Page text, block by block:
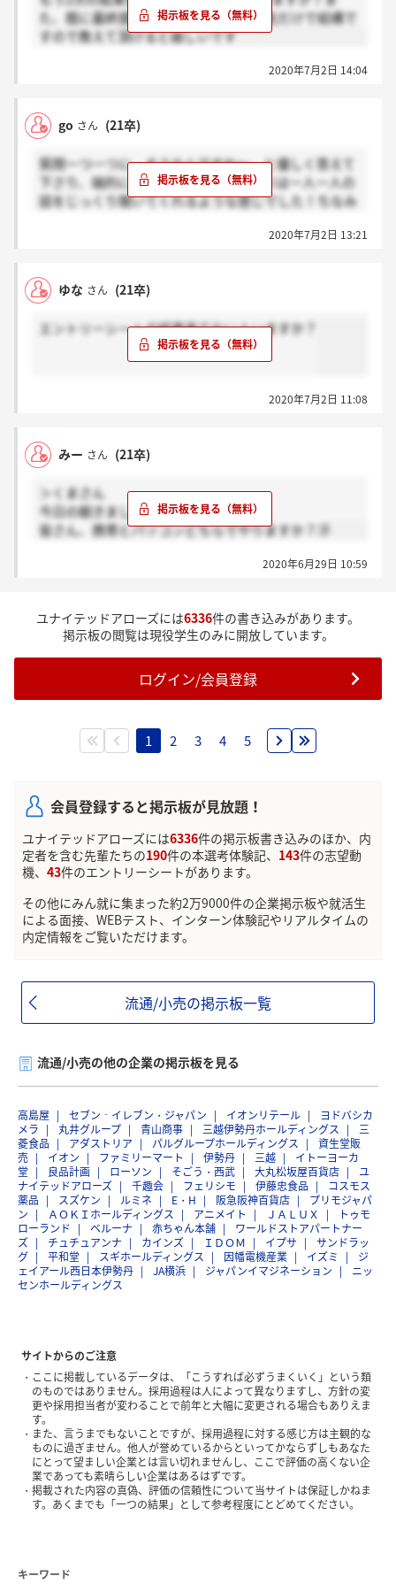
た、既に最終面接受けられた方、雰囲気だけで結構で
すので教えて頂けると嬉しいです
2020年7月2日 14:04
go さん (21卒)
質問一つ一つに、そうなんですね～、と優しく答えて
下さり、端的にスピーディーというよりは一人一人の
話をじっくり聞いてくれるような感じでした！ちなみ
2020年7月2日 13:21
ゆな さん (21卒)
エントリーシートの結果来てない人いますか？
2020年7月2日 11:08
みー さん (21卒)
＞くまさん
今日の朝きました！！
皆さん、携帯とパソコンどちらでやりますか？汗
2020年6月29日 10:59
ユナイテッドアローズには6336件の書き込みがあります。
掲示板の閲覧は現役学生のみに開放しています。
ログイン/会員登録
1 2 3 4 5
会員登録すると掲示板が見放題！
ユナイテッドアローズには6336件の掲示板書き込みのほか、内
定者を含む先輩たちの190件の本選考体験記、 143件の志望動
機、 43件のエントリーシートがあります。
その他にみん就に集まった約2万9000件の企業掲示板や就活生
による面接、WEBテスト、インターン体験記やリアルタイムの
内定情報をご覧いただけます。
流通/小売の掲示板一覧
流通/小売の他の企業の掲示板を見る
高島屋 セブン‐イレブン・ジャパン イオンリテール
ヨドバシカ
メラ
丸井グループ 青山商事 三越伊勢丹ホールディングス
三
菱食品
アダストリア パルグループホールディングス
資生堂販
売
イオン ファミリーマート 伊勢丹 三越
イトーヨーカ
堂
良品計画 ローソン そごう・西武 大丸松坂屋百貨店
ユ
ナイテッドアローズ
千趣会 フェリシモ 伊藤忠食品
コスモス
薬品
スズケン ルミネ E・H 阪急阪神百貨店
プリモジャパ
ン
ＡＯＫＩホールディングス アニメイト ＪＡＬＵＸ
トゥモ
ローランド
ベルーナ 赤ちゃん本舗
ワールドストアパートナー
ズ
チュチュアンナ カインズ ＩＤＯＭ イプサ
サンドラッ
グ
平和堂 スギホールディングス 因幡電機産業 イズミ
ジ
ェイアール西日本伊勢丹
JA横浜 ジャパンイマジネーション
ニッ
センホールディングス
サイトからのご注意
ここに掲載しているデータは、「こうすれば必ずうまくいく」という類
のものではありません。採用過程は人によって異なりますし、方針の変
更や採用担当者が変わることで前年と大幅に変更される場合もありえま
す。
また、言うまでもないことですが、採用過程に対する感じ方は主観的な
ものに過ぎません。他人が誉めているからといってかならずしもあなた
にとって望ましい企業とは言い切れませんし、ここで評価の高くない企
業であっても素晴らしい企業はあるはずです。
掲載された内容の真偽、評価の信頼性について当サイトは保証しかねま
す。あくまでも「一つの結果」として参考程度にとどめてください。
キーワード